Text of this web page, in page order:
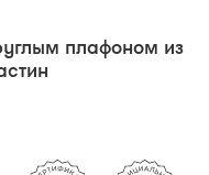
плафоном из